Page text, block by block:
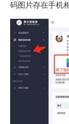
码图片存在手机